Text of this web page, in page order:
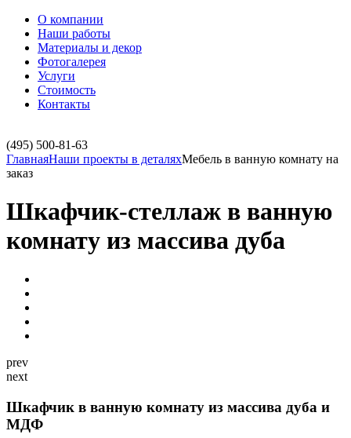
О компании
Наши работы
Материалы и декор
Фотогалерея
Услуги
Стоимость
Контакты
(495) 500-81-63
ГлавнаяНаши проекты в деталяхМебель в ванную комнату на
заказ
Шкафчик-стеллаж в ванную
комнату из массива дуба
prev
next
Шкафчик в ванную комнату из массива дуба и
МДФ